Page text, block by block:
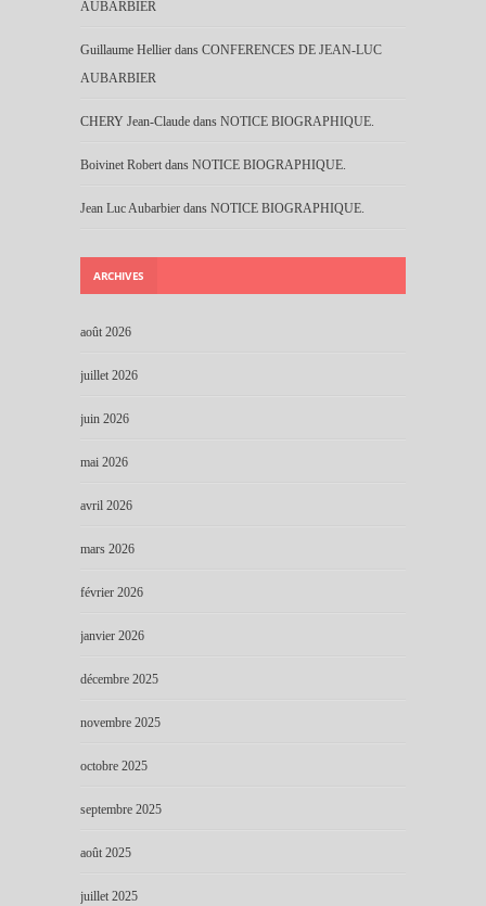
AUBARBIER
Guillaume Hellier dans CONFERENCES DE JEAN-LUC
AUBARBIER
CHERY Jean-Claude dans NOTICE BIOGRAPHIQUE.
Boivinet Robert dans NOTICE BIOGRAPHIQUE.
Jean Luc Aubarbier dans NOTICE BIOGRAPHIQUE.
ARCHIVES
août 2026
juillet 2026
juin 2026
mai 2026
avril 2026
mars 2026
février 2026
janvier 2026
décembre 2025
novembre 2025
octobre 2025
septembre 2025
août 2025
juillet 2025